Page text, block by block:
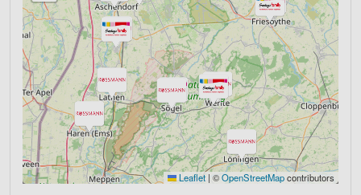
Leaflet | ©OpenStreetMapcontributors